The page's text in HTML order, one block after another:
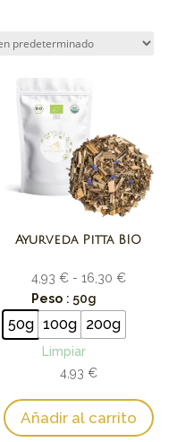
Ayurveda Pitta BIO
4,93 € - 16,30 €Rango
desde
16,30 €
Peso : 50g
50g 100g 200g
Limpiar
4,93 €
Añadir al carrito